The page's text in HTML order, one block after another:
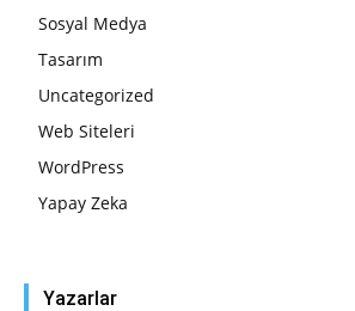
Sosyal Medya
Tasarım
Uncategorized
Web Siteleri
WordPress
Yapay Zeka
Yazarlar